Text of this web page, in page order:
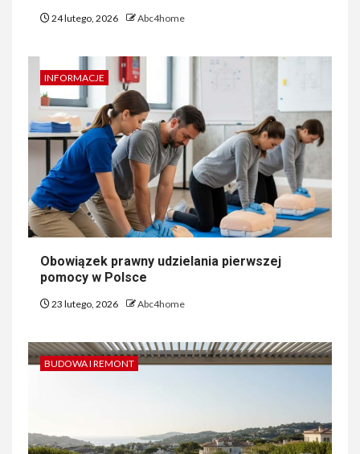
24 lutego, 2026 Abc4home
INFORMACJE
Obowiązek prawny udzielania pierwszej
pomocy w Polsce
23 lutego, 2026 Abc4home
BUDOWA I REMONT